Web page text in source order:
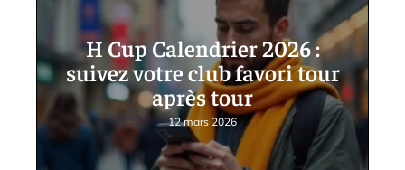
H Cup Calendrier 2026 :
suivez votre club favori tour
après tour
12 mars 2026